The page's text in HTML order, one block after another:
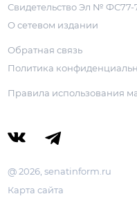
Свидетельство Эл № ФС77-
О сетевом издании
Обратная связь
Политика
Правила использования
@ 2026, senatinform.ru
Карта сайта